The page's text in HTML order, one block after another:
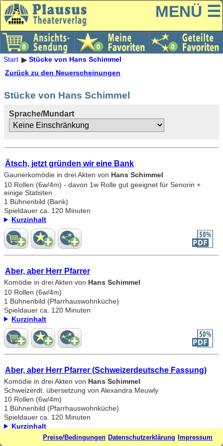
MENÜ ☰
Start Stücke von Hans Schimmel
Preise/Bedingungen Datenschutzerklärung Impressum
Zurück zu den Neuerscheinungen
Stücke von Hans Schimmel
Sprache/Mundart
Ätsch, jetzt gründen wir eine Bank
Gaunerkomödie in drei Akten von Hans Schimmel
10 Rollen (6w/4m) - davon 1w Rolle gut geeignet für Senorin +
einige Statisten
1 Bühnenbild (Bank)
Spieldauer ca. 120 Minuten
Kurzinhalt
Aber, aber Herr Pfarrer
Komödie in drei Akten von Hans Schimmel
10 Rollen (6w/4m)
1 Bühnenbild (Pfarrhauswohnküche)
Spieldauer ca. 120 Minuten
Kurzinhalt
Aber, aber Herr Pfarrer (Schweizerdeutsche Fassung)
Komödie in drei Akten von Hans Schimmel
Schweizerdt. übersetzung von Alexandra Meuwly
10 Rollen (6w/4m)
1 Bühnenbild (Pfarrhauswohnküche)
Spieldauer ca. 120 Minuten
Kurzinhalt